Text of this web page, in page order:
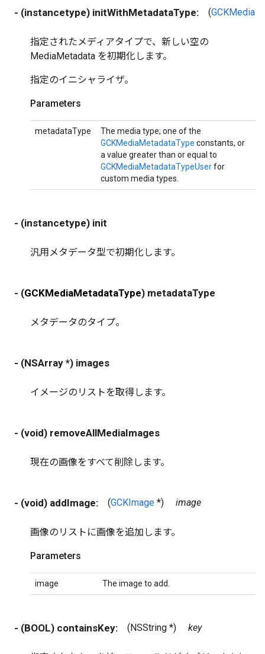
- (instancetype) initWithMetadataType: (
指定されたメディアタイプで、新しい空の
MediaMetadata を初期化します。
指定のイニシャライザ。
Parameters
metadataType
The media type; one of the
GCKMediaMetadataType constants, or
a value greater than or equal to
GCKMediaMetadataTypeUserfor
custom media types.
- (instancetype) init
汎用メタデータ型で初期化します。
- (GCKMediaMetadataType) metadataType
メタデータのタイプ。
- (NSArray *) images
イメージのリストを取得します。
- (void) removeAllMediaImages
現在の画像をすべて削除します。
- (void) addImage: (GCKImage *) image
画像のリストに画像を追加します。
Parameters
image The image to add.
- (BOOL) containsKey: (NSString *) key